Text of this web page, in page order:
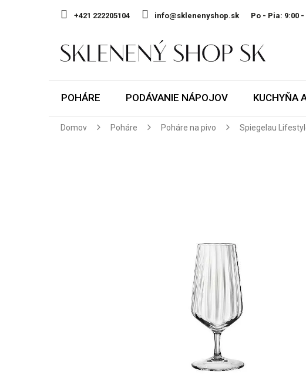
+421 222205104 info@sklenenyshop.sk Po - Pia:
POHÁRE PODÁVANIE NÁPOJOV KUCHYŇA
Domov Poháre Poháre na pivo Spiegelau